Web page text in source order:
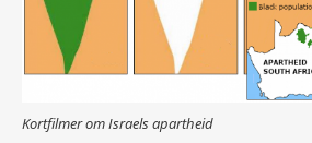
Kortfilmer om Israels apartheid